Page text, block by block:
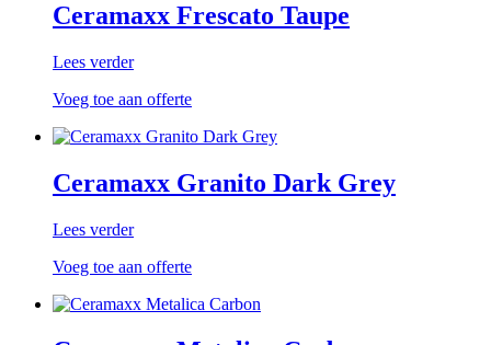
Ceramaxx Frescato Taupe
Lees verder
Voeg toe aan offerte
Ceramaxx Granito Dark Grey
Lees verder
Voeg toe aan offerte